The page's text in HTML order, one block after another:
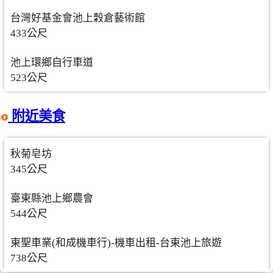
台灣好基金會池上穀倉藝術館
433公尺
池上環鄉自行車道
523公尺
附近美食
秋菊皂坊
345公尺
臺東縣池上鄉農會
544公尺
東聖車業(和成機車行)-機車出租-台東池上旅遊
738公尺